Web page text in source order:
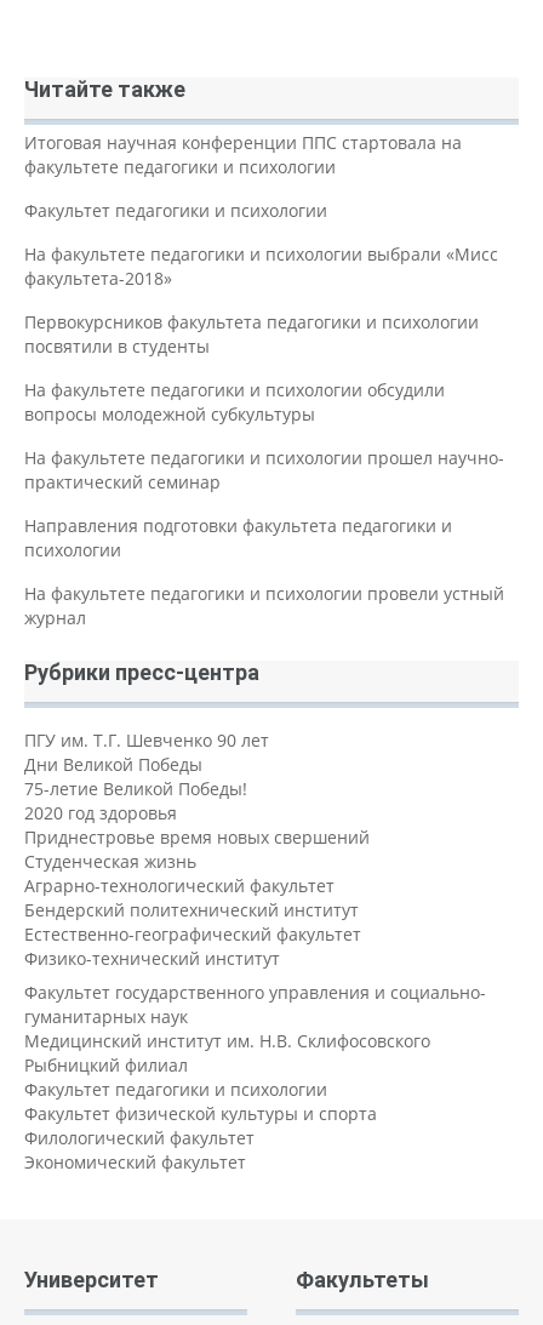
Читайте также
Итоговая научная конференции ППС стартовала на
факультете педагогики и психологии
Факультет педагогики и психологии
На факультете педагогики и психологии выбрали «Мисс
факультета-2018»
Первокурсников факультета педагогики и психологии
посвятили в студенты
На факультете педагогики и психологии обсудили
вопросы молодежной субкультуры
На факультете педагогики и психологии прошел научно-
практический семинар
Направления подготовки факультета педагогики и
психологии
На факультете педагогики и психологии провели устный
журнал
Рубрики пресс-центра
ПГУ им. Т.Г. Шевченко 90 лет
Дни Великой Победы
75-летие Великой Победы!
2020 год здоровья
Приднестровье время новых свершений
Студенческая жизнь
Аграрно-технологический факультет
Бендерский политехнический институт
Естественно-географический факультет
Физико-технический институт
Факультет государственного управления и социально-
гуманитарных наук
Медицинский институт им. Н.В. Склифосовского
Рыбницкий филиал
Факультет педагогики и психологии
Факультет физической культуры и спорта
Филологический факультет
Экономический факультет
Университет Факультеты